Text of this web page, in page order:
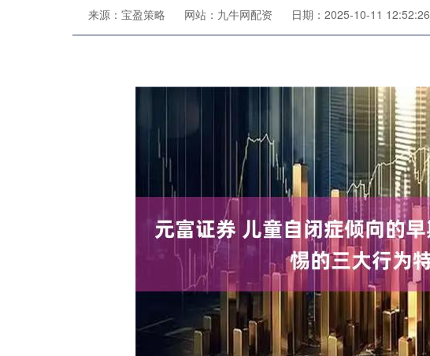
来源：宝盈策略 网站：九牛网配资 日期：2025-10-11 12:52:26